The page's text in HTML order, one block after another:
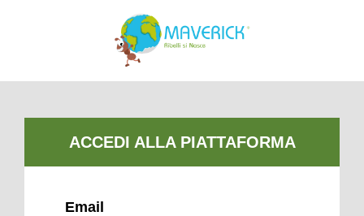
Email